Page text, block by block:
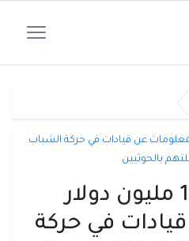
أمريكا تعرض 11 مليون دولار
في حركة